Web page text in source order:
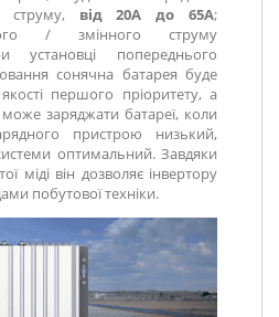
струму, від 20А до 65А;
/ змінного струму
установці попереднього
сонячна батарея буде
першого пріоритету, а
заряджати батареї, коли
пристрою низький,
оптимальний. Завдяки
міді він дозволяє інвертору
побутової техніки.